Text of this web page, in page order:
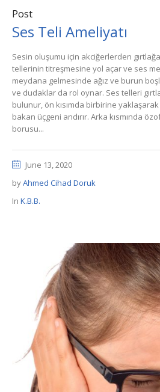
Post
Ses Teli Ameliyatı
Sesin oluşumu için akciğerlerden
tellerinin titreşmesine yol açar ve ses
meydana gelmesinde ağız ve burun
ve dudaklar da rol oynar. Ses telleri
bulunur, ön kısımda birbirine
bakan üçgeni andırır. Arka kısmında
borusu...
June 13, 2020
byAhmed Cihad Doruk
In K.B.B.